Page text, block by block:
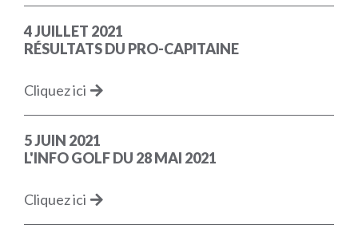
4 JUILLET 2021
RÉSULTATS DU PRO-CAPITAINE
Cliquez ici
5 JUIN 2021
L'INFO GOLF DU 28 MAI 2021
Cliquez ici